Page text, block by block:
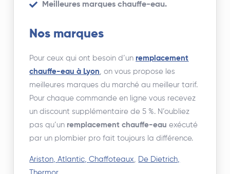
Meilleures marques chauffe-eau.
Nos marques
Pour ceux qui ont besoin d’un remplacement
chauffe-eau à Lyon, on vous propose les
meilleures marques du marché au meilleur tarif.
Pour chaque commande en ligne vous recevez
un discount supplémentaire de 5 %. N’oubliez
pas qu’un remplacement chauffe-eau exécuté
par un plombier pro fait toujours la différence.
Ariston,Atlantic,Chaffoteaux, De Dietrich,